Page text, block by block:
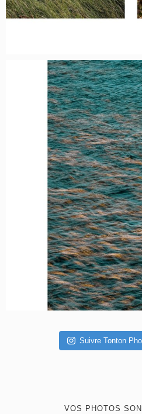
Suivre Tonton
VOS PHOTOS